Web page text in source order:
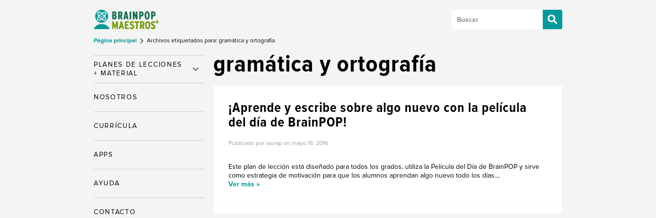
Página principal Archivos etiquetados para: gramática y ortografía
gramática y ortografía
¡Aprende y escribe sobre algo nuevo con la película
del día de BrainPOP!
Publicado por laurap on mayo 19, 2016
Este plan de lección está diseñado para todos los grados, utiliza la Película del Día de BrainPOP y sirve
como estrategia de motivación para que los alumnos aprendan algo nuevo todo los días....
Ver más »
PLANES DE LECCIONES
+ MATERIAL
NOSOTROS
CURRÍCULA
APPS
AYUDA
CONTACTO